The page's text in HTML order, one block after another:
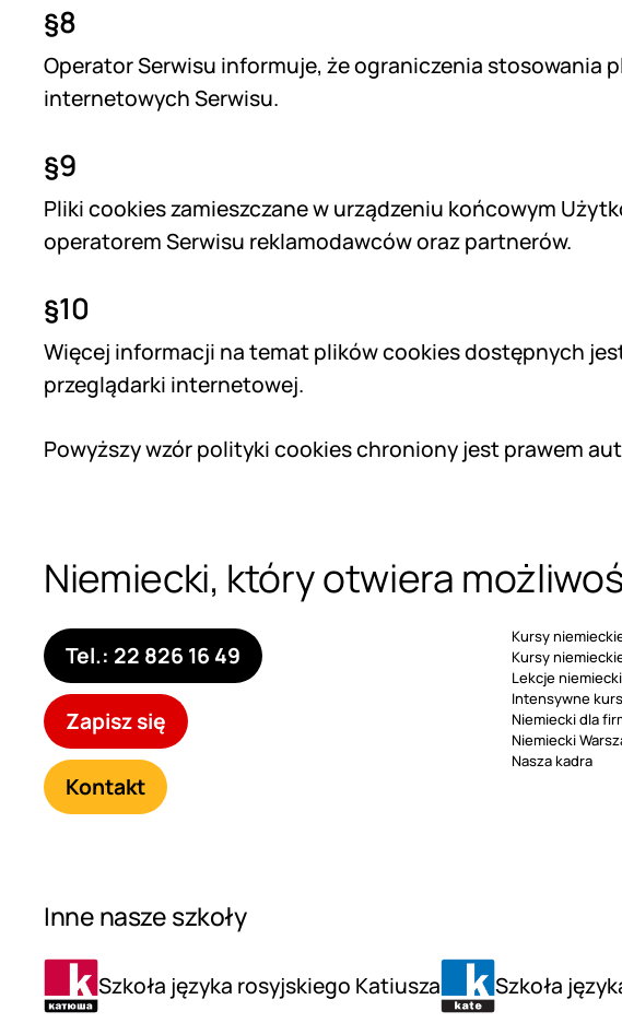
§8
Operator Serwisu informuje, że ograniczenia
internetowych Serwisu.
§9
Pliki cookies zamieszczane w urządzeniu końcowym
operatorem Serwisu reklamodawców oraz partnerów.
§10
Więcej informacji na temat plików cookies dostępnych
przeglądarki internetowej.
Powyższy wzór polityki cookies chroniony jest prawem
Niemiecki, który otwiera
Tel.: 22 826 16 49
Zapisz się
Kontakt
Kursy
Kursy
Lekcje
Intensywne
Niemiecki dla
Niemiecki
Nasza kadra
Inne nasze szkoły
Szkoła języka rosyjskiego Katiusza Szkoła